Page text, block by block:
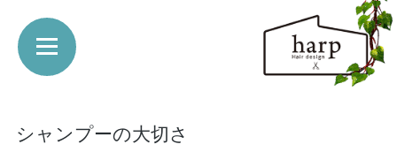
シャンプーの大切さ